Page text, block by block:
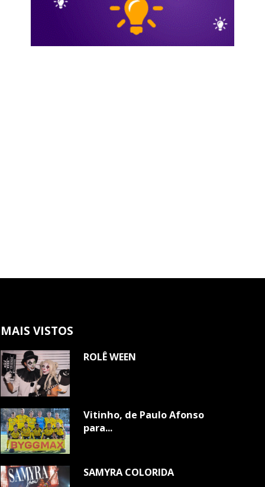
MAIS VISTOS
ROLÊ WEEN
Vitinho, de Paulo Afonso
para...
SAMYRA COLORIDA